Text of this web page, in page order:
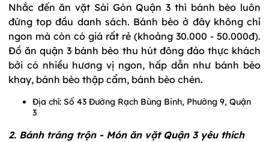
Nhắc đến ăn vặt Sài Gòn Quận 3 thì bánh bèo luôn
đứng top đầu danh sách. Bánh bèo ở đây không chỉ
ngon mà còn có giá rất rẻ (khoảng 30.000 - 50.000đ).
Đồ ăn quận 3 bánh bèo thu hút đông đảo thực khách
bởi có nhiều hương vị ngon, hấp dẫn như bánh bèo
khay, bánh bèo thập cẩm, bánh bèo chén.
Địa chỉ: Số 43 Đường Rạch Bùng Binh, Phường 9, Quận
3
2. Bánh tráng trộn - Món ăn vặt Quận 3 yêu thích